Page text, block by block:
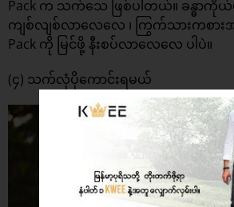
Pack က သက်သေ ဖြစ်ပါတယ်။ ခန္ဓာကိုယ်
ကျစ်လျစ်လာလေလေ ၊ ကြွက်သားကစားအ
Pack ကို မြင်ဖို့ နီးစပ်လာလေလေ ပါပဲ။
(၄) သက်လုံပိုကောင်းရမယ်